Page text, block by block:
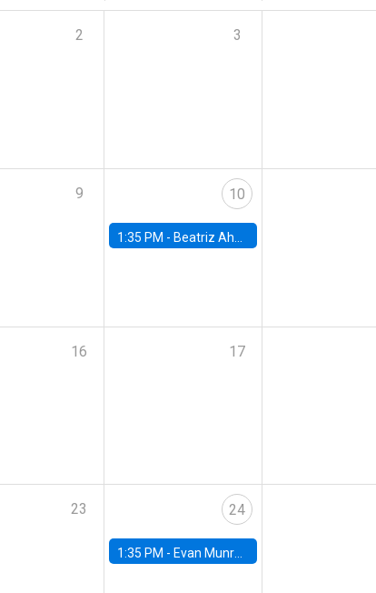
2 3
9 10
1:35 PM - Beatriz Ahumada, PhD candidate, Universidad de Pittsburgh
16 17
23 24
1:35 PM - Evan Munro, Neyman Visiting Assistant Professor in the Department of Statistics at UC Berkeley